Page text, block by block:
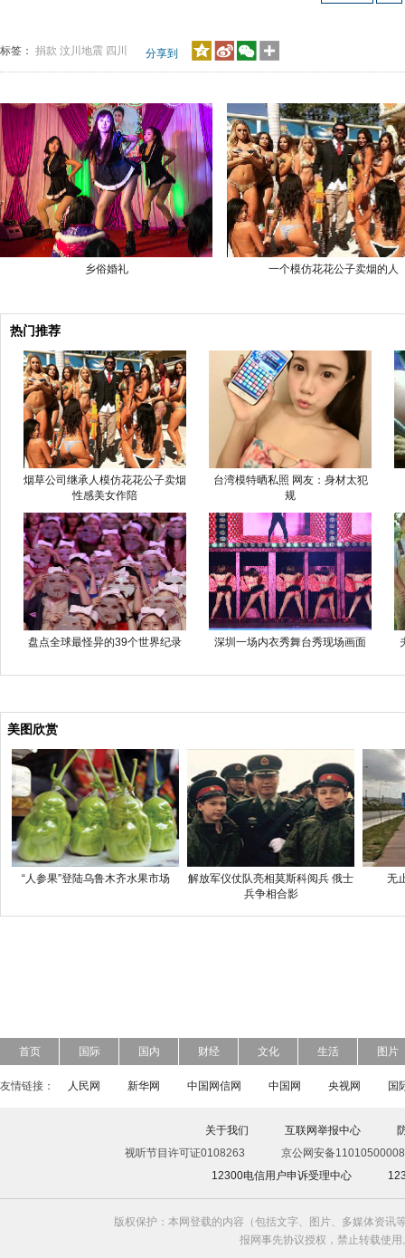
标签： 捐款 汶川地震 四川 分享到
乡俗婚礼 一个模仿花花公子卖烟的人
热门推荐
烟草公司继承人模仿花花公子卖烟
性感美女作陪
台湾模特晒私照 网友：身材太犯
规
盘点全球最怪异的39个世界纪录 深圳一场内衣秀舞台秀现场画面
美图欣赏
“人参果”登陆乌鲁木齐水果市场
解放军仪仗队亮相莫斯科阅兵 俄士
兵争相合影
无
首页 国际 国内 财经 文化 生活 图片
友情链接： 人民网 新华网 中国网信网 中国网 央视网 国
关于我们 互联网举报中心
视听节目许可证0108263
京公网安备
12300电信用户申诉受理中心
版权保护：本网登载的内容（包括文字、图片、多媒体资
报网事先协议授权，禁止转载使